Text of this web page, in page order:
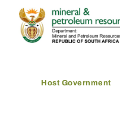
Host Government